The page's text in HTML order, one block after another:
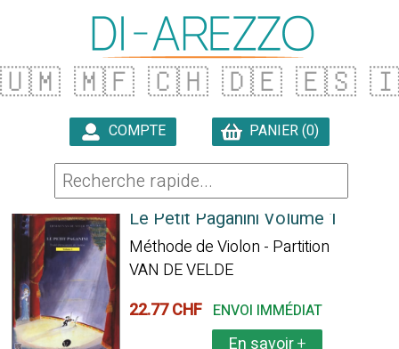
🇺🇲 🇲🇫 🇨🇭 🇩🇪 🇪🇸
COMPTE PANIER (0)
348 ARTICLES TROUVÉS
Le Petit Paganini Volume 1
Méthode de Violon - Partition
VAN DE VELDE
22.77 CHF ENVOI IMMÉDIAT
En savoir+